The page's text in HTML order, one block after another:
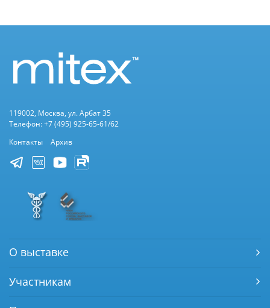
119002, Москва, ул. Арбат 35
Телефон: +7 (495) 925-65-61/62
Контакты
Архив
О выставке
Участникам